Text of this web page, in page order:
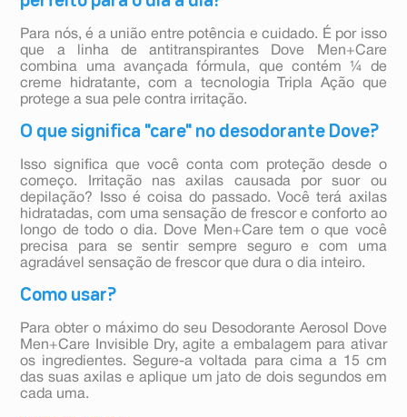
Para nós, é a união entre potência e cuidado. É por isso
que a linha de antitranspirantes Dove Men+Care
combina uma avançada fórmula, que contém ¼ de
creme hidratante, com a tecnologia Tripla Ação que
protege a sua pele contra irritação.
O que significa "care" no desodorante Dove?
Isso significa que você conta com proteção desde o
começo. Irritação nas axilas causada por suor ou
depilação? Isso é coisa do passado. Você terá axilas
hidratadas, com uma sensação de frescor e conforto ao
longo de todo o dia. Dove Men+Care tem o que você
precisa para se sentir sempre seguro e com uma
agradável sensação de frescor que dura o dia inteiro.
Como usar?
Para obter o máximo do seu Desodorante Aerosol Dove
Men+Care Invisible Dry, agite a embalagem para ativar
os ingredientes. Segure-a voltada para cima a 15 cm
das suas axilas e aplique um jato de dois segundos em
cada uma.